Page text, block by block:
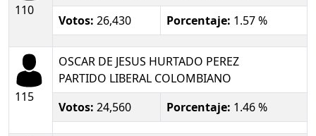
110
Votos: 26,430 Porcentaje: 1.57 %
115
OSCAR DE JESUS HURTADO PEREZ
PARTIDO LIBERAL COLOMBIANO
Votos: 24,560 Porcentaje: 1.46 %